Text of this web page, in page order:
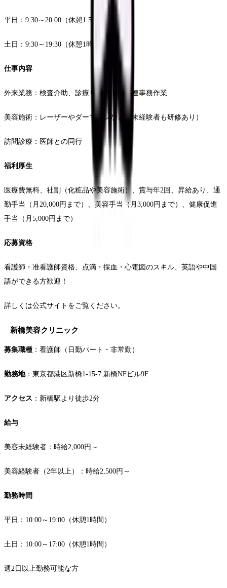
平日：9:30～20:00（休憩1.5時間）
土日：9:30～19:30（休憩1時間）
仕事内容
外来業務：検査介助、診療サポート、関連事務作業
美容施術：レーザーやダーマペンなど（未経験者も研修あり）
訪問診療：医師との同行
福利厚生
医療費無料、社割（化粧品や美容施術）、賞与年2回、昇給あり、通
勤手当（月20,000円まで）、美容手当（月3,000円まで）、健康促進
手当（月5,000円まで）
応募資格
看護師・准看護師資格、点滴・採血・心電図のスキル、英語や中国
語ができる方歓迎！
詳しくは公式サイトをご覧ください。
新橋美容クリニック
募集職種 ：看護師（日勤パート・非常勤）
勤務地：東京都港区新橋1-15-7 新橋NFビル9F
アクセス ：新橋駅より徒歩2分
給与
美容未経験者：時給2,000円～
美容経験者（2年以上）：時給2,500円～
勤務時間
平日：10:00～19:00（休憩1時間）
土日：10:00～17:00（休憩1時間）
週2日以上勤務可能な方